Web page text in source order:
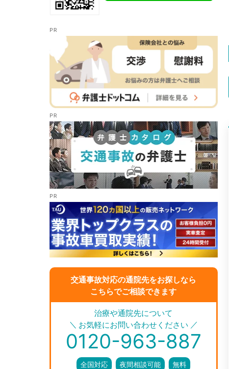
交通事故対応の通院先をお探しなら
こちらでご相談できます
＼ ／
治療や通院先について
お気軽にお問い合わせください
0120-963-887
全国対応 夜間相談可能 無料